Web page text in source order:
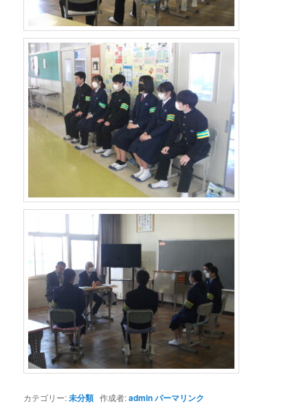
カテゴリー:未分類 作成者:adminパーマリンク